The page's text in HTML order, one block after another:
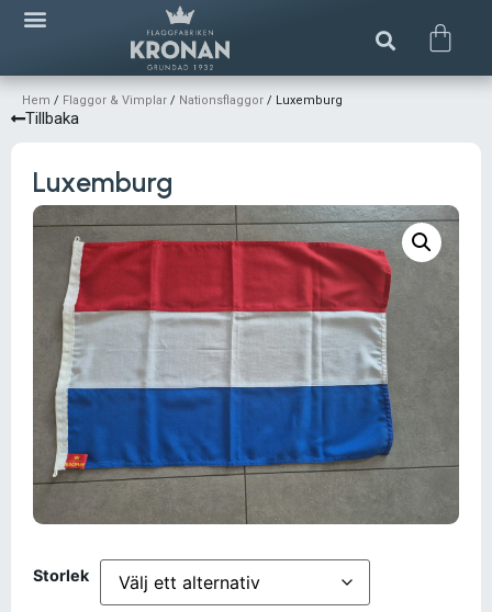
Hem / Flaggor & Vimplar / Nationsflaggor / Luxemburg
Tillbaka
Luxemburg
Storlek